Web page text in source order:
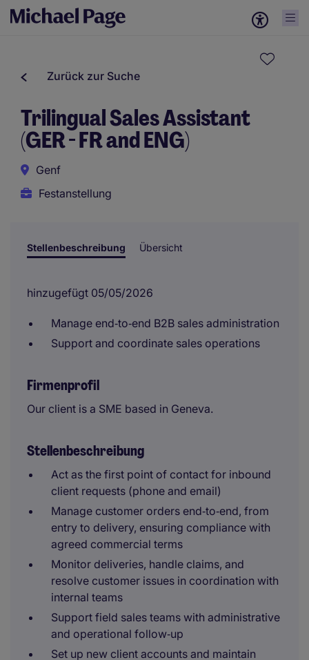
Zurück zur Suche
Trilingual Sales Assistant
(GER - FR and ENG)
Genf
Festanstellung
Stellenbeschreibung Übersicht
hinzugefügt 05/05/2026
Manage end‑to‑end B2B sales administration
Support and coordinate sales operations
Firmenprofil
Our client is a SME based in Geneva.
Stellenbeschreibung
Act as the first point of contact for inbound
client requests (phone and email)
Manage customer orders end‑to‑end, from
entry to delivery, ensuring compliance with
agreed commercial terms
Monitor deliveries, handle claims, and
resolve customer issues in coordination with
internal teams
Support field sales teams with administrative
and operational follow‑up
Set up new client accounts and maintain